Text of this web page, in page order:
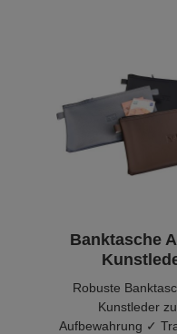
Banktasche
Robuste
Kunstleder
Aufbewahrung ✓